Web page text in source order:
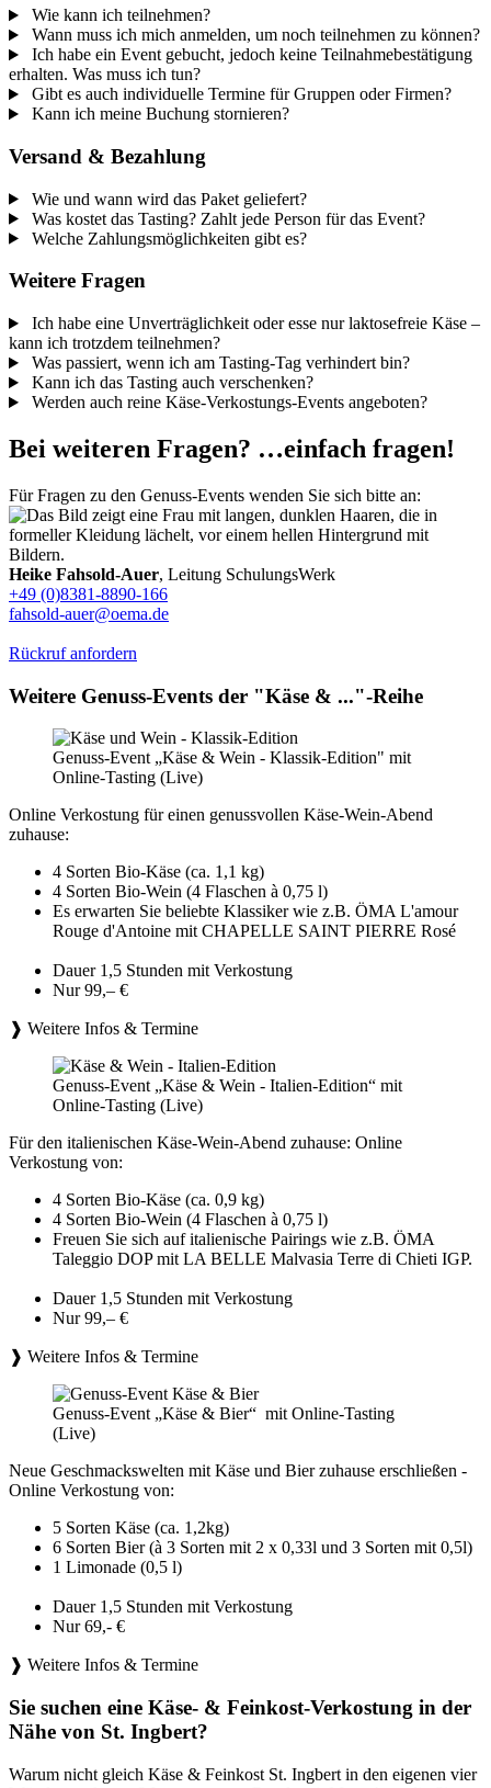
Wie kann ich teilnehmen?
Wann muss ich mich anmelden, um noch teilnehmen zu können?
Ich habe ein Event gebucht, jedoch keine Teilnahmebestätigung
erhalten. Was muss ich tun?
Gibt es auch individuelle Termine für Gruppen oder Firmen?
Kann ich meine Buchung stornieren?
Versand & Bezahlung
Wie und wann wird das Paket geliefert?
Was kostet das Tasting? Zahlt jede Person für das Event?
Welche Zahlungsmöglichkeiten gibt es?
Weitere Fragen
Ich habe eine Unverträglichkeit oder esse nur laktosefreie Käse –
kann ich trotzdem teilnehmen?
Was passiert, wenn ich am Tasting-Tag verhindert bin?
Kann ich das Tasting auch verschenken?
Werden auch reine Käse-Verkostungs-Events angeboten?
Bei weiteren Fragen? …einfach fragen!
Für Fragen zu den Genuss-Events wenden Sie sich bitte an:
Heike Fahsold-Auer, Leitung SchulungsWerk
+49 (0)8381-8890-166
fahsold-auer@oema.de
Rückruf anfordern
Weitere Genuss-Events der "Käse & ..."-Reihe
Genuss-Event „Käse & Wein - Klassik-Edition" mit
Online-Tasting (Live)
Online Verkostung für einen genussvollen Käse-Wein-Abend
zuhause:
4 Sorten Bio-Käse (ca. 1,1 kg)
4 Sorten Bio-Wein (4 Flaschen à 0,75 l)
Es erwarten Sie beliebte Klassiker wie z.B. ÖMA L'amour
Rouge d'Antoine mit CHAPELLE SAINT PIERRE Rosé
Dauer 1,5 Stunden mit Verkostung
Nur 99,– €
❱ Weitere Infos & Termine
Genuss-Event „Käse & Wein - Italien-Edition“ mit
Online-Tasting (Live)
Für den italienischen Käse-Wein-Abend zuhause: Online
Verkostung von:
4 Sorten Bio-Käse (ca. 0,9 kg)
4 Sorten Bio-Wein (4 Flaschen à 0,75 l)
Freuen Sie sich auf italienische Pairings wie z.B. ÖMA
Taleggio DOP mit LA BELLE Malvasia Terre di Chieti IGP.
Dauer 1,5 Stunden mit Verkostung
Nur 99,– €
❱ Weitere Infos & Termine
Genuss-Event „Käse & Bier“ mit Online-Tasting
(Live)
Neue Geschmackswelten mit Käse und Bier zuhause erschließen -
Online Verkostung von:
5 Sorten Käse (ca. 1,2kg)
6 Sorten Bier (à 3 Sorten mit 2 x 0,33l und 3 Sorten mit 0,5l)
1 Limonade (0,5 l)
Dauer 1,5 Stunden mit Verkostung
Nur 69,- €
❱ Weitere Infos & Termine
Sie suchen eine Käse- & Feinkost-Verkostung in der
Nähe von St. Ingbert?
Warum nicht gleich Käse & Feinkost St. Ingbert in den eigenen vier